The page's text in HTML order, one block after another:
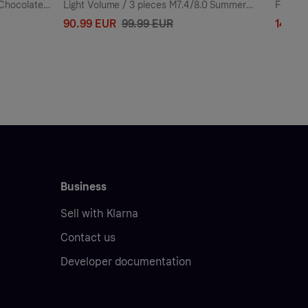
Light Volume / 3 pieces M7.4/8.0 Summer
Blonde 50 cm Hair extensions 57 g
90.99 EUR 99.99 EUR
Foam
14.21
Business
Sell with Klarna
Contact us
Developer documentation